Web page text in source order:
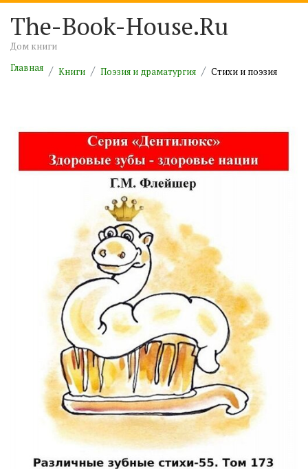
The-Book-House.Ru
Дом книги
Главная
Книги Поэзия и драматургия Cтихи и поэзия